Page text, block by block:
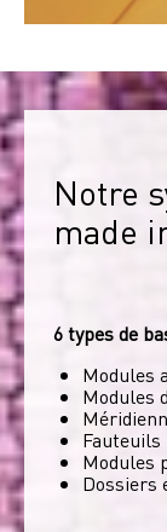
Notre
made
6 types de
Modules
Modules
Fauteuils
Modules
Dossiers